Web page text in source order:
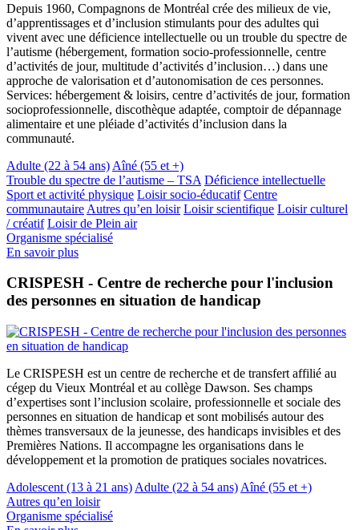
Depuis 1960, Compagnons de Montréal crée des milieux de vie,
d’apprentissages et d’inclusion stimulants pour des adultes qui
vivent avec une déficience intellectuelle ou un trouble du spectre de
l’autisme (hébergement, formation socio-professionnelle, centre
d’activités de jour, multitude d’activités d’inclusion…) dans une
approche de valorisation et d’autonomisation de ces personnes.
Services: hébergement & loisirs, centre d’activités de jour, formation
socioprofessionnelle, discothèque adaptée, comptoir de dépannage
alimentaire et une pléiade d’activités d’inclusion dans la
communauté.
Adulte (22 à 54 ans) Aîné (55 et +)
Trouble du spectre de l’autisme – TSA Déficience intellectuelle
Sport et activité physique Loisir socio-éducatif Centre
communautaire Autres qu’en loisir Loisir scientifique Loisir culturel
/ créatif Loisir de Plein air
Organisme spécialisé
En savoir plus
CRISPESH - Centre de recherche pour l'inclusion
des personnes en situation de handicap
Le CRISPESH est un centre de recherche et de transfert affilié au
cégep du Vieux Montréal et au collège Dawson. Ses champs
d’expertises sont l’inclusion scolaire, professionnelle et sociale des
personnes en situation de handicap et sont mobilisés autour des
thèmes transversaux de la jeunesse, des handicaps invisibles et des
Premières Nations. Il accompagne les organisations dans le
développement et la promotion de pratiques sociales novatrices.
Adolescent (13 à 21 ans) Adulte (22 à 54 ans) Aîné (55 et +)
Autres qu’en loisir
Organisme spécialisé